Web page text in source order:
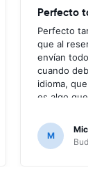
Perfecto
Perfecto
que al
envían
cuando
idioma, que
es algo que
mensajes
no ha hecho
problema,
M